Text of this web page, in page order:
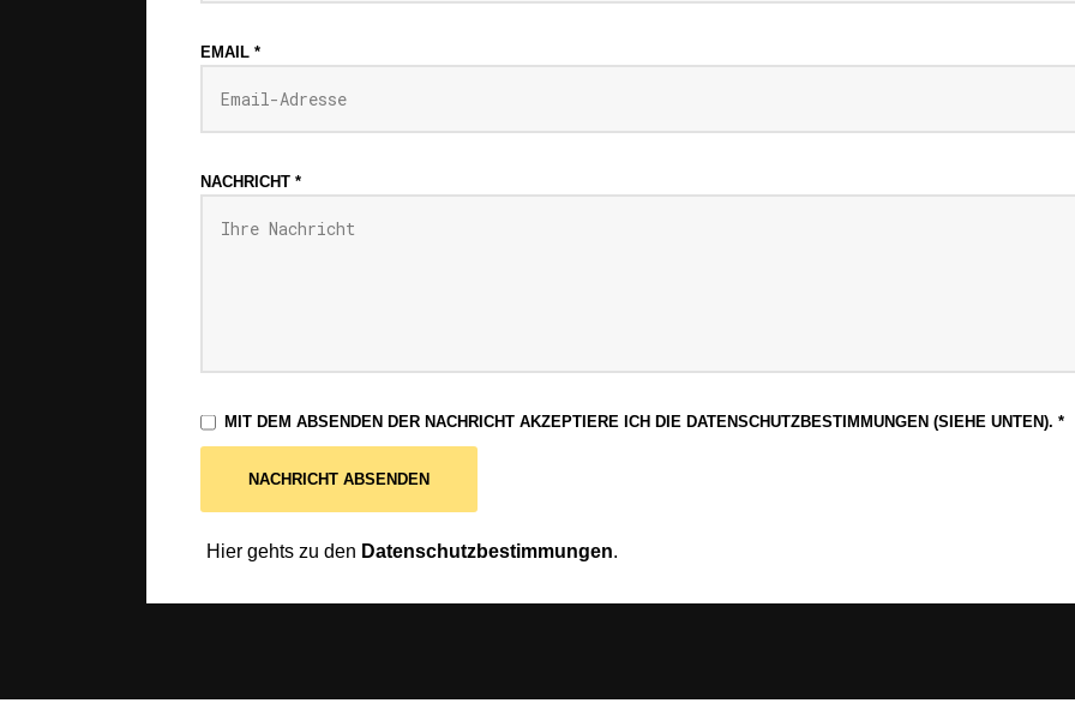
EMAIL *
NACHRICHT *
MIT DEM ABSENDEN DER NACHRICHT AKZEPTIERE ICH DIE DATENSCHUTZBESTIMMUNGEN (SIEHE UNTEN). *
NACHRICHT ABSENDEN
Hier gehts zu den Datenschutzbestimmungen.